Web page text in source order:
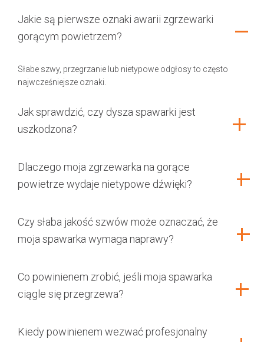
Jakie są pierwsze oznaki awarii zgrzewarki
gorącym powietrzem?
Słabe szwy, przegrzanie lub nietypowe odgłosy to często
najwcześniejsze oznaki.
Jak sprawdzić, czy dysza spawarki jest
uszkodzona?
Dlaczego moja zgrzewarka na gorące
powietrze wydaje nietypowe dźwięki?
Czy słaba jakość szwów może oznaczać, że
moja spawarka wymaga naprawy?
Co powinienem zrobić, jeśli moja spawarka
ciągle się przegrzewa?
Kiedy powinienem wezwać profesjonalny